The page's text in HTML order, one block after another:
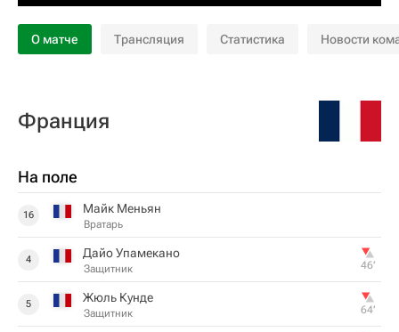
О матче Трансляция Статистика Новости
Франция
На поле
16 Майк Меньян
Вратарь
4 Дайо Упамекано
Защитник 46‎’‎
5 Жюль Кунде
Защитник 64‎’‎